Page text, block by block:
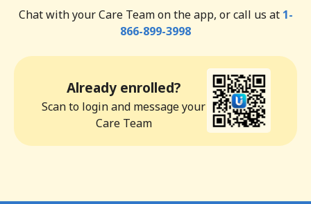
Chat with your Care Team on the app, or call us at 1-
866-899-3998
Already enrolled?
Scan to login and message your
Care Team